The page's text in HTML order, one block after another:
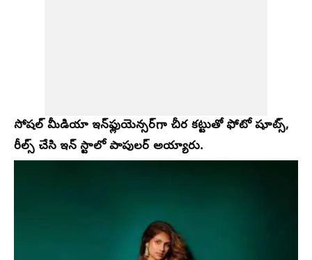
సోషల్ మీడియా ఇన్‌ఫ్లుయెన్సర్‌గా చీర కట్టుతో ఫోటో షూట్స్,
రీల్స్ చేసి ఇన్ స్టాలో పాపులర్ అయ్యారు.